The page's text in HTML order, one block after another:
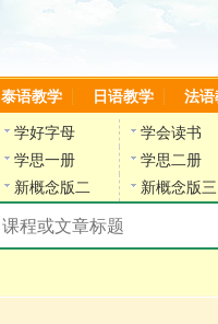
泰语教学 日语教学 法语
学好字母
学会读书
学思一册
学思二册
新概念版二 新概念版三